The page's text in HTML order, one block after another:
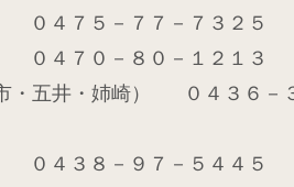
７５－７７－７３２５
０４７０－８０－１２１３
五井・姉崎） ０４３６－
０４３８－９７－５４４５